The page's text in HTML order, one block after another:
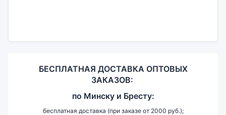
БЕСПЛАТНАЯ ДОСТАВКА ОПТОВЫХ
ЗАКАЗОВ:
по Минску и Бресту:
бесплатная доставка (при заказе от 2000 руб.);